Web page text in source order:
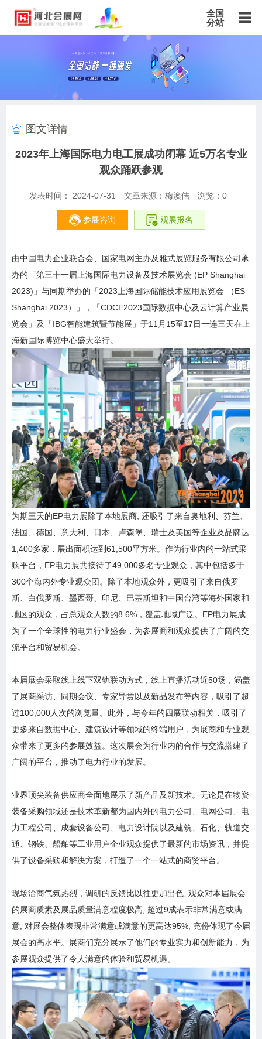
全国
分站
广东站 重庆站 天津站 江苏站
福建站 山东站 河南站
甘肃站
新疆站
四川站
图文详情
2023年上海国际电力电工展成功闭幕 近5万名专业
观众踊跃参观
发表时间： 2024-07-31 文章来源：梅澳佶 浏览： 0
参展咨询 观展报名
由中国电力企业联合会、国家电网主办及雅式展览服务有限公司承
办的「第三十一届上海国际电力设备及技术展览会 (EP Shanghai
2023)」与同期举办的「2023上海国际储能技术应用展览会 （ES
Shanghai 2023）」，「CDCE2023国际数据中心及云计算产业展
览会」及「IBG智能建筑暨节能展」于11月15至17日一连三天在上
海新国际博览中心盛大举行。
为期三天的EP电力展除了本地展商, 还吸引了来自奥地利、芬兰、
法国、德国、意大利、日本、卢森堡、瑞士及美国等企业及品牌达
1,400多家，展出面积达到61,500平方米。作为行业内的一站式采
购平台，EP电力展共接待了49,000多名专业观众，其中包括多于
300个海内外专业观众团。除了本地观众外，更吸引了来自俄罗
斯、白俄罗斯、墨西哥、印尼、巴基斯坦和中国台湾等海外国家和
地区的观众，占总观众人数的8.6%，覆盖地域广泛。EP电力展成
为了一个全球性的电力行业盛会，为参展商和观众提供了广阔的交
流平台和贸易机会。
本届展会采取线上线下双轨联动方式，线上直播活动近50场，涵盖
了展商采访、同期会议、专家导赏以及新品发布等内容，吸引了超
过100,000人次的浏览量。此外，与今年的四展联动相关，吸引了
更多来自数据中心、建筑设计等领域的终端用户，为展商和专业观
众带来了更多的参展效益。这次展会为行业内的合作与交流搭建了
广阔的平台，推动了电力行业的发展。
业界顶尖装备供应商全面地展示了新产品及新技术。无论是在物资
装备采购领域还是技术革新都为国内外的电力公司、电网公司、电
力工程公司、成套设备公司、电力设计院以及建筑、石化、轨道交
通、钢铁、船舶等工业用户企业观众提供了最新的市场资讯，并提
供了设备采购和解决方案，打造了一个一站式的商贸平台。
现场洽商气氛热烈，调研的反馈比以往更加出色, 观众对本届展会
的展商质素及展品质量满意程度极高, 超过9成表示非常满意或满
意, 对展会整体表现非常满意或满意的更高达95%, 充份体现了今届
展会的高水平。展商们充分展示了他们的专业实力和创新能力，为
参展观众提供了令人满意的体验和贸易机遇。